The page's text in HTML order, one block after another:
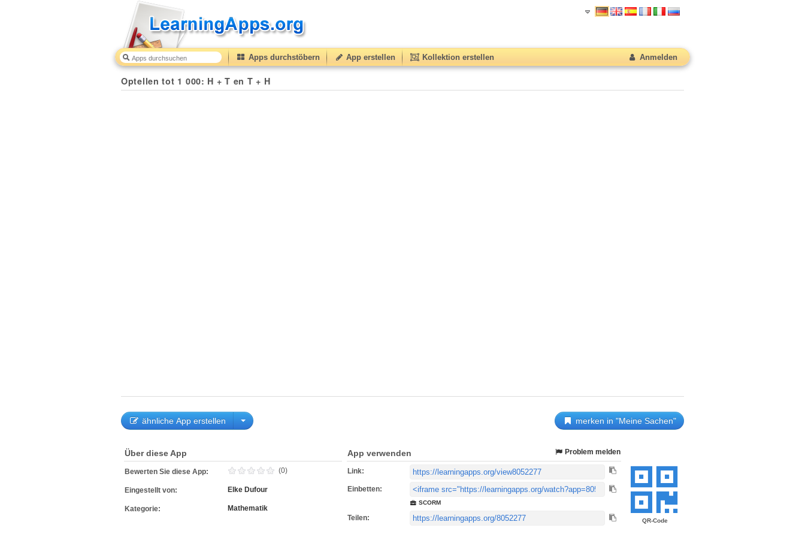
Apps durchstöbern App erstellen Kollektion erstellen Anmelden
Optellen tot 1 000: H + T en T + H
ähnliche App erstellen merken in "Meine Sachen"
QR-Code
Über diese App
Bewerten Sie diese App: (0)
Eingestellt von: Elke Dufour
Kategorie: Mathematik
App verwenden Problem melden
Link:
Einbetten:
SCORM
Teilen: